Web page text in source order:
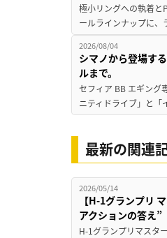
極小リングへの執着と
ールラインナップに
2026/08/04
シマノから登場す
ルまで。
セフィア BB エギング
ニティドライブ」と
最新の関連
2026/05/14
【H-1グランプリ
アクションの答え”
H-1グランプリマスタ